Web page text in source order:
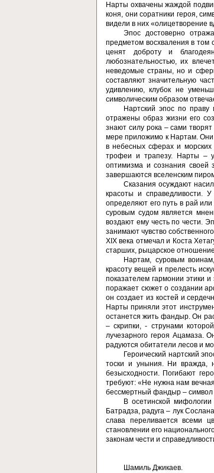
Нарты охвачены жаждой
коня, они соратники героя,
видели в них «олицетворение
Эпос достоверно
предметом восхваления в том
ценят доброту и
любознательностью, их
неведомые страны, но и
составляют значительную
удивлению, клубок не
символическим образом
Нартский эпос по праву
отражены образ жизни его
знают силу рока – сами
мере приложимо к Нартам. Они
в небесных сферах и
трофеи и трапезу. Нарты –
оптимизма и сознания своей
завершаются вселенским
Сказания осуждают
красоты и справедливости.
определяют его путь в рай
суровым судом является
воздают ему честь по чести.
занимают чувство
XIX века отмечал и Коста
старших, рыцарское
Нартам, суровым
красоту вещей и прелесть
показателем гармонии этики
поражает сюжет о создании
он создает из костей и
Нарты приняли этот
останется жить фандыр. Он
– скрипки, - струнами
лучезарного героя Ацамаза.
радуются обитатели лесов и
Героический нартский
тоски и уныния. Ни вражда,
безысходности. Погибают
требуют: «Не нужна нам
бессмертный фандыр – символ
В осетинской
Батрадза, радуга – лук
слава переливается всеми
становлении его
законам чести и
Шамиль Джикаев.